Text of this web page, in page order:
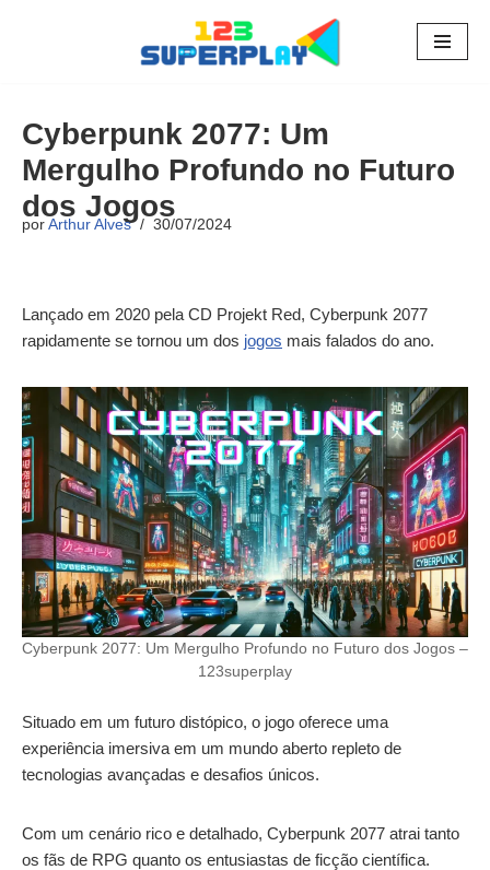
conteúdo
Cyberpunk 2077: Um
Mergulho Profundo no Futuro
dos Jogos
por Arthur Alves 30/07/2024
Lançado em 2020 pela CD Projekt Red, Cyberpunk 2077
rapidamente se tornou um dos jogos mais falados do ano.
Cyberpunk 2077: Um Mergulho Profundo no Futuro dos Jogos –
123superplay
Situado em um futuro distópico, o jogo oferece uma
experiência imersiva em um mundo aberto repleto de
tecnologias avançadas e desafios únicos.
Com um cenário rico e detalhado, Cyberpunk 2077 atrai tanto
os fãs de RPG quanto os entusiastas de ficção científica.